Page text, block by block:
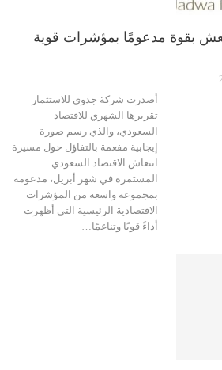
بقوة مدعومًا بمؤشرات قوية
أصدرت شركة جدوى للاستثمار
تقريرها الشهري للاقتصاد
السعودي، والذي رسم صورة
إيجابية مفعمة بالتفاؤل حول مسيرة
انتعاش الاقتصاد السعودي
المستمرة في شهر أبريل، مدعومة
بمجموعة واسعة من المؤشرات
الاقتصادية الرئيسية التي أظهرت
أداءً قويًا وتناغمًا…